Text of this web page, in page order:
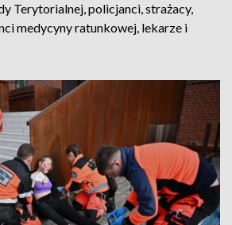
Terytorialnej, policjanci, strażacy,
medycyny ratunkowej, lekarze i